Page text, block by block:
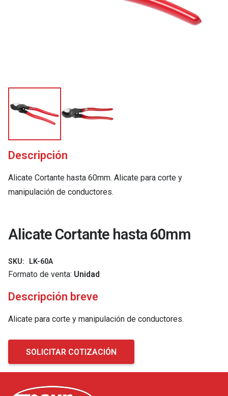
Descripción
Alicate Cortante hasta 60mm. Alicate para corte y
manipulación de conductores.
Alicate Cortante hasta 60mm
SKU: LK-60A
Formato de venta: Unidad
Descripción breve
Alicate para corte y manipulación de conductores.
SOLICITAR COTIZACIÓN